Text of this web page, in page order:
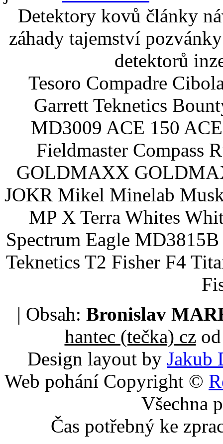
Detektory kovů články
záhady tajemství
detektorů
Tesoro Compadre
Garrett Teknetics
MD3009 ACE 150
Fieldmaster Compass
GOLDMAXX
JOKR Mikel Minelab
MP X Terra Whites
Spectrum Eagle
Teknetics T2 Fisher F4
| Obsah: Bronislav
hantec (tečka) czod
Design layout by Jakub
Web pohání Copyright ©
Všechna
Čas potřebný ke